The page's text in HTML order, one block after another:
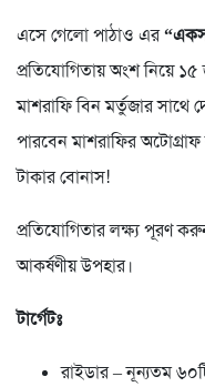
এসে গেলো পাঠাও এর
প্রতিযোগিতায় অংশ নিয়ে
মাশরাফি বিন মর্তুজার
পারবেন মাশরাফির
টাকার বোনাস!
প্রতিযোগিতার লক্ষ্য পূরণ
আকর্ষণীয় উপহার।
টার্গেটঃ
রাইডার – নূন্যতম